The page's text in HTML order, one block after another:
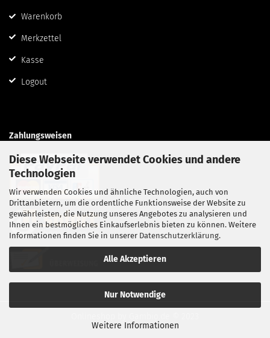
Diese Webseite verwendet Cookies und andere
Technologien
Wir verwenden Cookies und ähnliche Technologien, auch von
Drittanbietern, um die ordentliche Funktionsweise der Website zu
gewährleisten, die Nutzung unseres Angebotes zu analysieren und
Ihnen ein bestmögliches Einkaufserlebnis bieten zu können. Weitere
Informationen finden Sie in unserer Datenschutzerklärung.
Alle Akzeptieren
Nur Notwendige
Weitere Informationen
Warenkorb
Merkzettel
Kasse
Logout
Zahlungsweisen